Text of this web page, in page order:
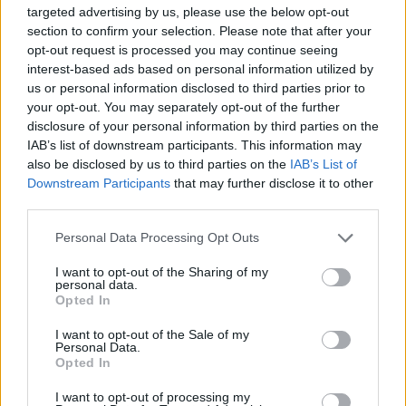
targeted advertising by us, please use the below opt-out
section to confirm your selection. Please note that after your
opt-out request is processed you may continue seeing
interest-based ads based on personal information utilized by
us or personal information disclosed to third parties prior to
your opt-out. You may separately opt-out of the further
disclosure of your personal information by third parties on the
IAB’s list of downstream participants. This information may
also be disclosed by us to third parties on the IAB’s List of
Downstream Participants that may further disclose it to other
Personal Data Processing Opt Outs
I want to opt-out of the Sharing of my
personal data.
Opted In
I want to opt-out of the Sale of my
Personal Data.
Opted In
I want to opt-out of processing my
dostrzec potrzeby innych ludzi i prosić
Boga o łaskę dla nich. Wszystkie
pragnienia powinny być zanoszonym do
stwórcy z ufnością i wiarą. Bóg jest
otwarty na ludzkie wołanie. Z troską
wysłuchuje modlitwy wyrażającej troski i
pragnienia. Nie można jednak zapomnieć,
że ma on określony plan dla każdego
przyjmować z pokorą.
Modlitwa przebłagania – jest okazją do
wyrażenia skruchy, przeproszenia za
cechą każdego człowieka, ważne jest
jednak to aby chrześcijanin był zdolny do